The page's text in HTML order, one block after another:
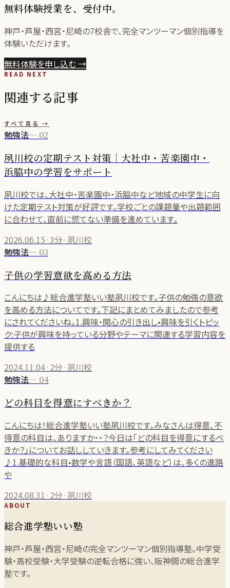
無料体験授業を、受付中。
神戸・芦屋・西宮・尼崎の7校舎で、完全マンツーマン個別指導を
体験いただけます。
無料体験を申し込む→
READ NEXT
関連する記事
すべて見る →
勉強法— 02
夙川校の定期テスト対策｜大社中・苦楽園中・
浜脇中の学習をサポート
夙川校では、大社中・苦楽園中・浜脇中など地域の中学生に向
けた定期テスト対策が好評です。学校ごとの課題量や出題範囲
に合わせて、直前に慌てない準備を進めています。
2026.06.15·3分· 夙川校
勉強法— 03
子供の学習意欲を高める方法
こんにちは♪総合進学塾いい塾夙川校です。子供の勉強の意欲
を高める方法についてです。下記にまとめてみましたので参考
にされてくださいね。1.興味・関心の引き出し•興味を引くトピッ
ク:子供が興味を持っている分野やテーマに関連する学習内容を
提供する
2024.11.04· 2分· 夙川校
勉強法— 04
どの科目を得意にすべきか？
こんにちは！総合進学塾いい塾夙川校です。みなさんは得意、不
得意の科目は、ありますか・・？今日は「どの科目を得意にするべ
きか？」についてお話ししていきます。参考にしてみてください
♪1.基礎的な科目•数学や言語（国語、英語など）は、多くの進路
や
2024.08.31 · 2分· 夙川校
ABOUT
総合進学塾いい塾
神戸・芦屋・西宮・尼崎の完全マンツーマン個別指導塾。中学受
験・高校受験・大学受験の逆転合格に強い、阪神間の総合進学
塾です。